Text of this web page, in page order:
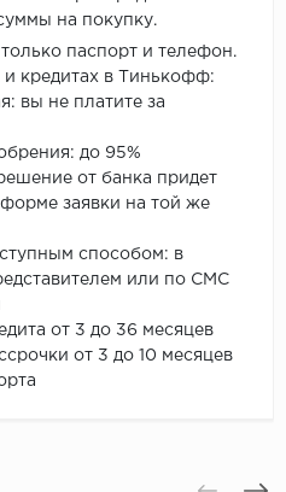
на покупку.
паспорт и телефон.
и кредитах в Тинькофф:
вы не платите за
до 95%
от банка придет
заявки на той же
способом: в
или по СМС
от 3 до 36 месяцев
от 3 до 10 месяцев